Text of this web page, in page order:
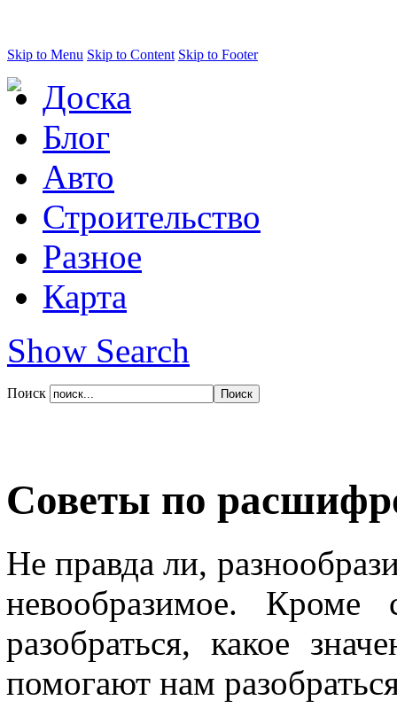
Skip to Menu Skip to Content Skip to Footer
Доска
Блог
Авто
Строительство
Разное
Карта
Show Search
Поиск
Советы по
Не правда ли,
невообразимое.
разобраться, какое
помогают нам